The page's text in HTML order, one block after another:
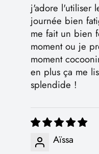
j'adore l'utiliser
journée bien
me fait un bien
moment ou je
moment
en plus ça me
splendide !
Aïssa